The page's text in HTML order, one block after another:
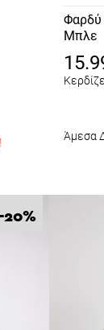
Φαρδύ
Μπλε
Άμεσα
-20%